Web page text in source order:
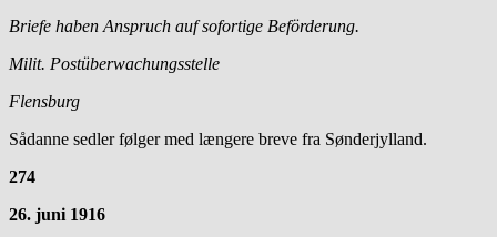
Briefe haben Anspruch auf sofortige Beförderung.
Milit. Postüberwachungsstelle
Flensburg
Sådanne sedler følger med længere breve fra Sønderjylland.
274
26. juni 1916